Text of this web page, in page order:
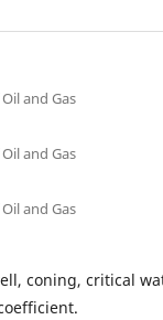
and Gas
and Gas
and Gas
coning, critical